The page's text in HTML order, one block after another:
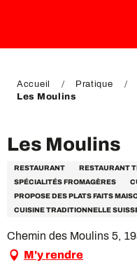
DE
Accueil Pratique
Les Moulins
Les Moulins
RESTAURANT RESTAURANT
SPÉCIALITÉS FROMAGÈRES
PROPOSE DES PLATS FAITS
CUISINE TRADITIONNELLE
Chemin des Moulins 5,
M'y rendre